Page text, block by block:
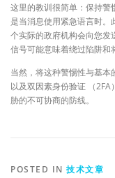
这里的教训很简单：保持警
是当消息使用紧急语言时。
个实际的政府机构会向您发
信号可能意味着绕过陷阱和
当然，将这种警惕性与基
以及双因素身份验证 （
胁的不可协商的防线。
POSTED IN 技术文章